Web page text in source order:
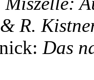
R.
: Das